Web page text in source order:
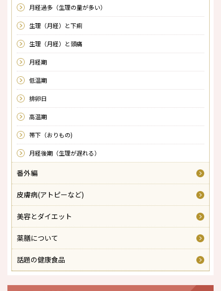
月経過多（生理の量が多い）
生理（月経）と下痢
生理（月経）と頭痛
月経期
低温期
排卵日
高温期
帯下（おりもの)
月経後期（生理が遅れる）
番外編
皮膚病(アトピーなど)
美容とダイエット
薬膳について
話題の健康食品